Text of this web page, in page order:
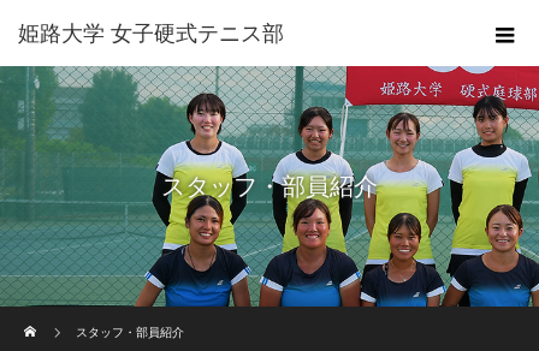
姫路大学 女子硬式テニス部
スタッフ・部員紹介
スタッフ・部員紹介